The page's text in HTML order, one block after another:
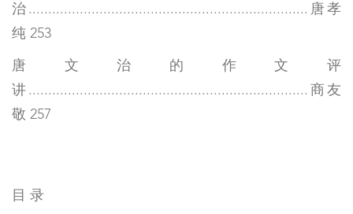
治.......................................................................唐孝
纯 253
唐文治的作文评
讲.......................................................................商友
敬 257
目 录